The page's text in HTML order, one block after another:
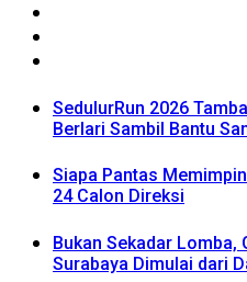
SedulurRun 2026
Berlari Sambil Bantu
Siapa Pantas
24 Calon Direksi
Bukan Sekadar Lomba,
Surabaya Dimulai dari